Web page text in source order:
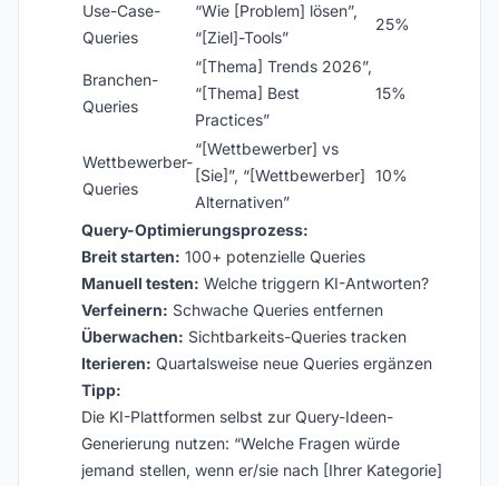
Use-Case-
Queries
“Wie [Problem] lösen”,
“[Ziel]-Tools”
25%
Branchen-
Queries
“[Thema] Trends 2026”,
“[Thema] Best
Practices”
15%
Wettbewerber-
Queries
“[Wettbewerber] vs
[Sie]”, “[Wettbewerber]
Alternativen”
10%
Query-Optimierungsprozess:
Breit starten: 100+ potenzielle Queries
Manuell testen: Welche triggern KI-Antworten?
Verfeinern: Schwache Queries entfernen
Überwachen: Sichtbarkeits-Queries tracken
Iterieren: Quartalsweise neue Queries ergänzen
Tipp:
Die KI-Plattformen selbst zur Query-Ideen-
Generierung nutzen: “Welche Fragen würde
jemand stellen, wenn er/sie nach [Ihrer Kategorie]